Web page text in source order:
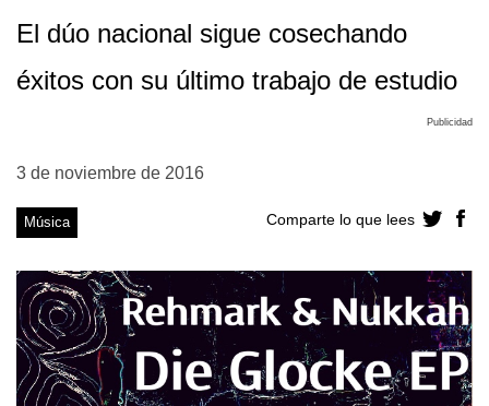
El dúo nacional sigue cosechando
éxitos con su último trabajo de estudio
Publicidad
3 de noviembre de 2016
Música Comparte lo que lees